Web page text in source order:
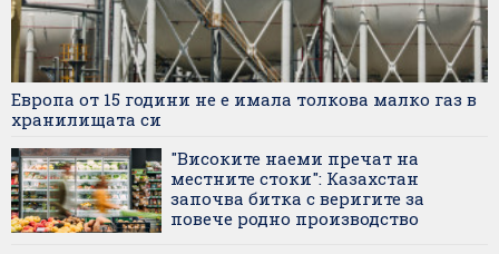
Европа от 15 години не е имала толкова малко газ в
хранилищата си
"Високите наеми пречат на
местните стоки": Казахстан
започва битка с веригите за
повече родно производство